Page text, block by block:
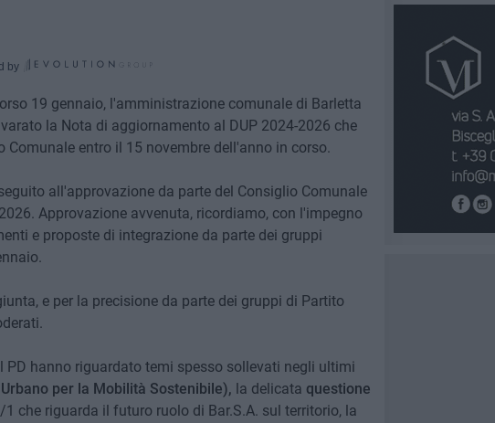
by
19 gennaio, l'amministrazione comunale di Barletta
la Nota di aggiornamento al DUP 2024-2026 che
Comunale entro il 15 novembre dell'anno in corso.
all'approvazione da parte del Consiglio Comunale
Approvazione avvenuta, ricordiamo, con l'impegno
e proposte di integrazione da parte dei gruppi
e per la precisione da parte dei gruppi di Partito
PD hanno riguardato temi spesso sollevati negli ultimi
per la Mobilità Sostenibile), la delicata questione
che riguarda il futuro ruolo di Bar.S.A. sul territorio, la